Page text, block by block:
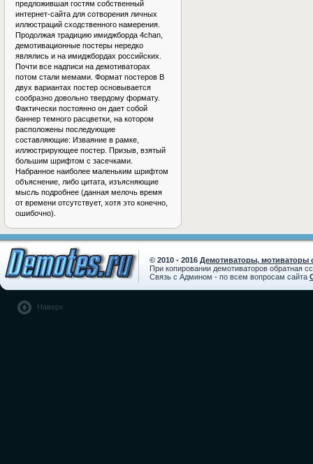
предложившая гостям собственный
интернет-сайта для сотворения личных
иллюстраций сходственного намерения.
Продолжая традицию имиджборда 4chan,
демотивационные постеры нередко
являлись и на имиджбордах российских.
Почти все надписи на демотиваторах
потом стали мемами. Формат постеров В
двух вариантах постер основывается
сообразно довольно твердому формату.
Фактически постоянно он дает собой
баннер темного расцветки, на котором
расположены последующие
составляющие: Изваяние в рамке,
иллюстрирующее постер. Призыв, взятый
большим шрифтом с засечками.
Набранное наиболее маленьким шрифтом
объяснение, либо цитата, изъясняющие
мысль подробнее (данная мелочь время
от времени отсутствует, хотя это конечно,
ошибочно).
© 2010 - 2016 Демотиваторы, мотиваторы
При копировании демотиваторов обратная
Связь с Админом - по всем вопросам сайта
Наверх